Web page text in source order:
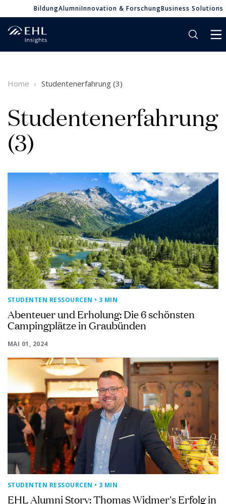
BildungAlumniInnovation & ForschungBusiness Solutions
Home Studentenerfahrung (3)
Studentenerfahrung
(3)
STUDENTEN RESSOURCEN • 3 MIN
Abenteuer und Erholung: Die 6 schönsten
Campingplätze in Graubünden
MAI 01, 2024
STUDENTEN RESSOURCEN • 3 MIN
EHL Alumni Story: Thomas Widmer's Erfolg in